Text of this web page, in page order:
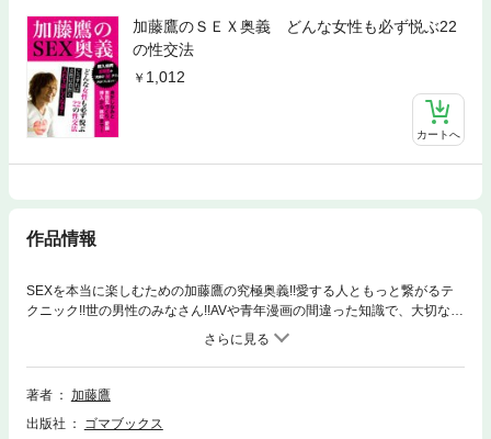
加藤鷹のＳＥＸ奥義 どんな女性も必ず悦ぶ22
の性交法
1,012
カートへ
作品情報
SEXを本当に楽しむための加藤鷹の究極奥義!!愛する人ともっと繋がるテ
クニック!!世の男性のみなさん!!AVや青年漫画の間違った知識で、大切な女
性を傷つけてはいませんか？SEXは五感すべてを駆使して相手と深く関わ
り、理解しあえる究極のコミュニケーション！本書は、「会話を楽しむよ
うに、おしゃべりをするようにセックスを楽しんでもらいたい」という著
者・加藤鷹氏の思いから生まれた一冊です。6，000人以上の女性と絡んで
ック集!!
著者
加藤鷹
出版社
ゴマブックス